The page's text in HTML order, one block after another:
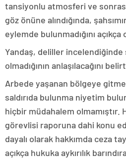
tansiyonlu atmosferi ve
göz önüne alındığında,
eylemde bulunmadığını
Yandaş, deliller
olmadığının anlaşılacağını
Arbede yaşanan bölgeye
saldırıda bulunma niyetim
hiçbir müdahalem olmamıştır.
görevlisi raporuna dahi konu
dayalı olarak hakkımda ceza
açıkça hukuka aykırılık